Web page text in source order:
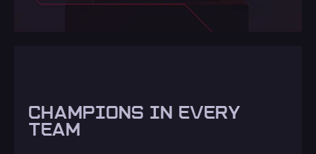
CHAMPIONS IN EVERY
TEAM